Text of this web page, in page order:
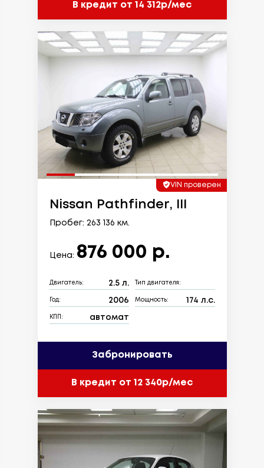
В кредит от 14 312р/мес
VIN проверен
Nissan Pathfinder, III
Пробег: 263 136 км.
Цена: 876 000 р.
Двигатель: 2.5 л. Тип двигателя:
Год: 2006 Мощность: 174 л.с.
КПП: автомат
Забронировать
В кредит от 12 340р/мес